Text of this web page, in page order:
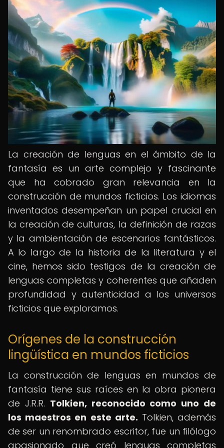
La creación de lenguas en el ámbito de la
fantasía es un arte complejo y fascinante
que ha cobrado gran relevancia en la
construcción de mundos ficticios. Los idiomas
inventados desempeñan un papel crucial en
la creación de culturas, la definición de razas
y la ambientación de escenarios fantásticos.
A lo largo de la historia de la literatura y el
cine, hemos sido testigos de la creación de
lenguas completas y coherentes que añaden
profundidad y autenticidad a los universos
ficticios que exploramos.
Orígenes de la construcción
lingüística en mundos ficticios
La construcción de lenguas en mundos de
fantasía tiene sus raíces en la obra pionera
de J.R.R. Tolkien, reconocido como uno de
los maestros en este arte. Tolkien, además
de ser un renombrado escritor, fue un filólogo
apasionado que creó lenguas completas